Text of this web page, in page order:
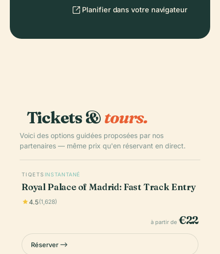
Planifier dans votre navigateur
Tickets &tours.
Voici des options guidées proposées par nos
partenaires — même prix qu'en réservant en direct.
TIQETS INSTANTANÉ
Royal Palace of Madrid: Fast Track Entry
4.5(1,628)
à partir de €22
Réserver